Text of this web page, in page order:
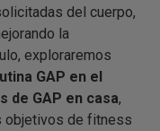
del cuerpo,
la
exploraremos
GAP en el
de GAP en casa,
objetivos de fitness